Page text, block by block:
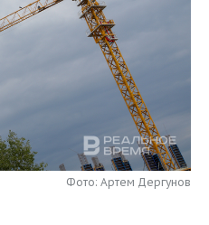
Фото: Артем Дергунов